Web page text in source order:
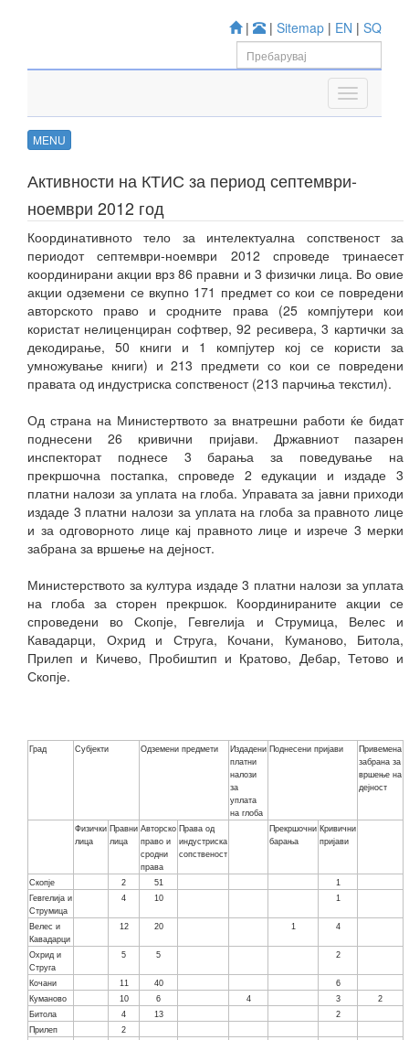
| | Sitemap | EN | SQ
MENU
Активности на КТИС за период септември-
ноември 2012 год
Координативното тело за интелектуална сопственост за
периодот септември-ноември 2012 спроведе тринаесет
координирани акции врз 86 правни и 3 физички лица. Во овие
акции одземени се вкупно 171 предмет со кои се повредени
авторското право и сродните права (25 компјутери кои
користат нелиценциран софтвер, 92 ресивера, 3 картички за
декодирање, 50 книги и 1 компјутер кој се користи за
умножување книги) и 213 предмети со кои се повредени
правата од индустриска сопственост (213 парчиња текстил).
Од страна на Министертвото за внатрешни работи ќе бидат
поднесени 26 кривични пријави. Државниот пазарен
инспекторат поднесе 3 барања за поведување на
прекршочна постапка, спроведе 2 едукации и издаде 3
платни налози за уплата на глоба. Управата за јавни приходи
издаде 3 платни налози за уплата на глоба за правното лице
и за одговорното лице кај правното лице и изрече 3 мерки
забрана за вршење на дејност.
Министерството за култура издаде 3 платни налози за уплата
на глоба за сторен прекршок. Координираните акции се
спроведени во Скопје, Гевгелија и Струмица, Велес и
Кавадарци, Охрид и Струга, Кочани, Куманово, Битола,
Прилеп и Кичево, Пробиштип и Кратово, Дебар, Тетово и
Скопје.
Град Субјекти Одземени предмети
Издадени
платни
налози
за
уплата
на глоба
Поднесени пријави
Привемена
забрана за
вршење на
дејност
Физички
лица
Правни
лица
Авторско
право и
сродни
права
Права од
индустриска
сопственост
Прекршочни
барања
Кривични
пријави
Скопје 2 51
1
Гевгелија и
Струмица
4 10 1
Велес и
Кавадарци
12 20 1 4
Охрид и
Струга
5 5 2
Кочани 11 40
6
Куманово
10 6 4 3
2
Битола
4 13
2
Прилеп
2